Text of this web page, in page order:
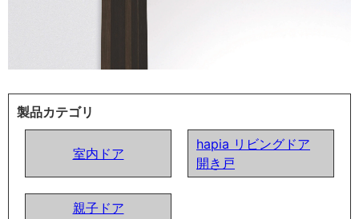
製品カテゴリ
室内ドア
hapia リビングドア
開き戸
親子ドア